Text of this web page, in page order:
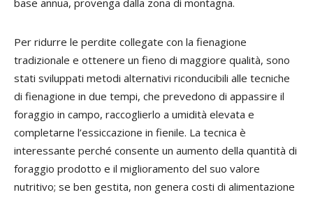
base annua, provenga dalla zona di montagna.
Per ridurre le perdite collegate con la fienagione
tradizionale e ottenere un fieno di maggiore qualità, sono
stati sviluppati metodi alternativi riconducibili alle tecniche
di fienagione in due tempi, che prevedono di appassire il
foraggio in campo, raccoglierlo a umidità elevata e
completarne l’essiccazione in fienile. La tecnica è
interessante perché consente un aumento della quantità di
foraggio prodotto e il miglioramento del suo valore
nutritivo; se ben gestita, non genera costi di alimentazione